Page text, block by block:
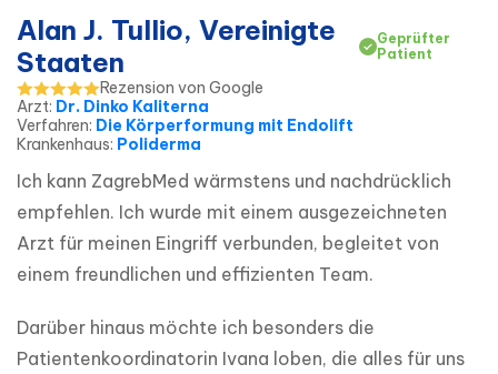
Alan J. Tullio, Vereinigte
Staaten
Geprüfter
Patient
Rezension von Google
Arzt: Dr. Dinko Kaliterna
Verfahren: Die Körperformung mit Endolift
Krankenhaus: Poliderma
Ich kann ZagrebMed wärmstens und nachdrücklich
empfehlen. Ich wurde mit einem ausgezeichneten
Arzt für meinen Eingriff verbunden, begleitet von
einem freundlichen und effizienten Team.
Darüber hinaus möchte ich besonders die
Patientenkoordinatorin Ivana loben, die alles für uns